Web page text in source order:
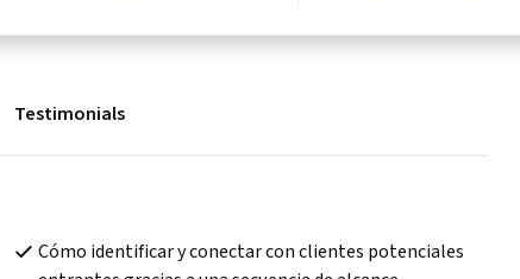
Testimonials
Cómo identificar y conectar con clientes potenciales